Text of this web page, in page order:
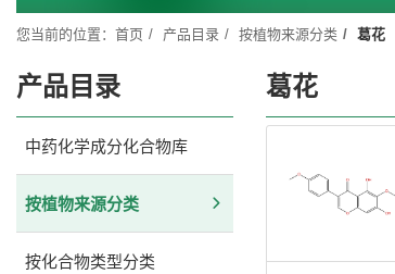
您当前的位置： 首页 产品目录 按植物来源分类 葛花
产品目录
中药化学成分化合物库
按植物来源分类
按化合物类型分类
葛花